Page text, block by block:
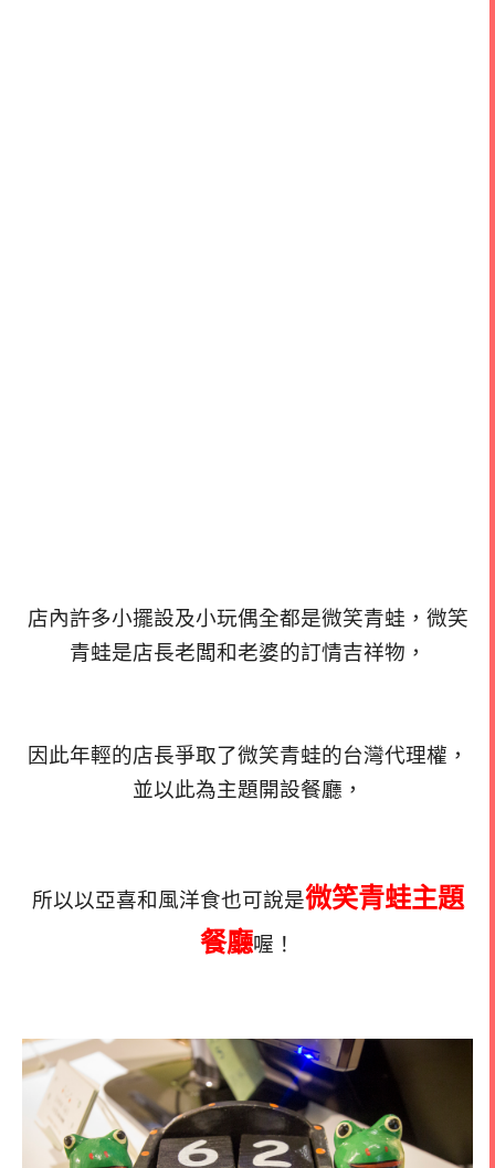
店內許多小擺設及小玩偶全都是微笑青蛙，微笑
青蛙是店長老闆和老婆的訂情吉祥物，
因此年輕的店長爭取了微笑青蛙的台灣代理權，
並以此為主題開設餐廳，
所以以亞喜和風洋食也可說是微笑青蛙主題
餐廳喔！